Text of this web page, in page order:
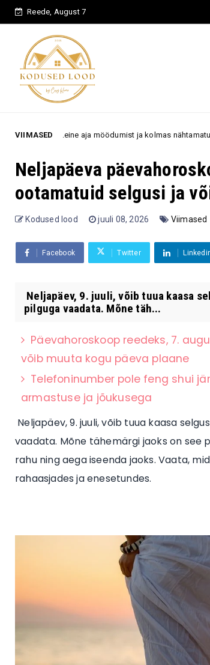
Reede, August 7
VIIMASED
aja möödumist ja kolmas nähtamatuks muutumist
Neljapäeva
ootamatuid selgusi ja
Kodused lood juuli 08, 2026 Viimased
Facebook Twitter
Neljapäev, 9. juuli, võib tuua kaasa
pilguga vaadata. Mõne täh...
Päevahoroskoop reedeks, 7.
võib muuta kogu päeva plaane
Telefoninumber pole feng shui
armastuse ja jõukusega
Neljapäev, 9. juuli, võib tuua kaasa
vaadata. Mõne tähemärgi jaoks on see
rahu ning aega iseenda jaoks. Vaata,
rahaasjades ja enesetundes.